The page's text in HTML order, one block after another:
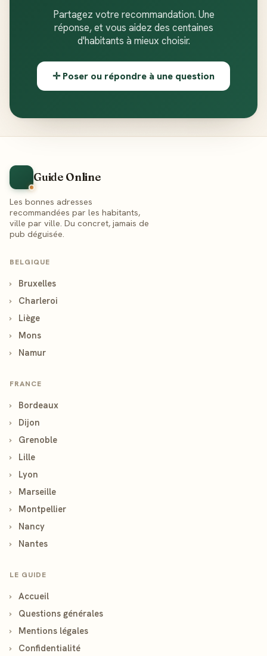
Partagez votre recommandation. Une
réponse, et vous aidez des centaines
d'habitants à mieux choisir.
✛ Poser ou répondre à une question
Guide Online
Les bonnes adresses
recommandées par les habitants,
ville par ville. Du concret, jamais de
pub déguisée.
BELGIQUE
›
Bruxelles
›
Charleroi
›
Liège
›
Mons
›
Namur
FRANCE
›
Bordeaux
›
Dijon
›
Grenoble
›
Lille
›
Lyon
›
Marseille
›
Montpellier
›
Nancy
›
Nantes
LE GUIDE
›
Accueil
›
Questions générales
›
Mentions légales
›
Confidentialité